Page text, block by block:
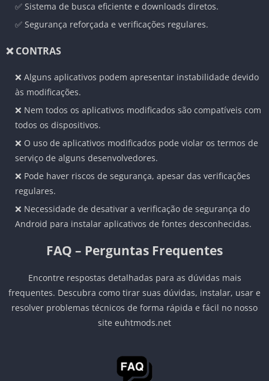
✅ Sistema de busca eficiente e downloads diretos.
✅ Segurança reforçada e verificações regulares.
❌ CONTRAS
❌ Alguns aplicativos podem apresentar instabilidade devido
às modificações.
❌ Nem todos os aplicativos modificados são compatíveis com
todos os dispositivos.
❌ O uso de aplicativos modificados pode violar os termos de
serviço de alguns desenvolvedores.
❌ Pode haver riscos de segurança, apesar das verificações
regulares.
❌ Necessidade de desativar a verificação de segurança do
Android para instalar aplicativos de fontes desconhecidas.
FAQ – Perguntas Frequentes
Encontre respostas detalhadas para as dúvidas mais
frequentes. Descubra como tirar suas dúvidas, instalar, usar e
resolver problemas técnicos de forma rápida e fácil no nosso
site euhtmods.net